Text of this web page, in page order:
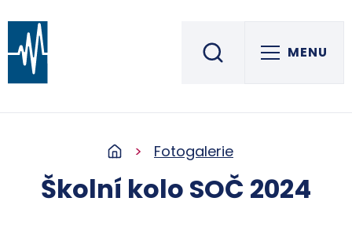
Střední škola informatiky, elektrotechniky a řemesel
ROŽNOV POD RADHOŠTĚM MENU
Fotogalerie
Školní kolo SOČ 2024